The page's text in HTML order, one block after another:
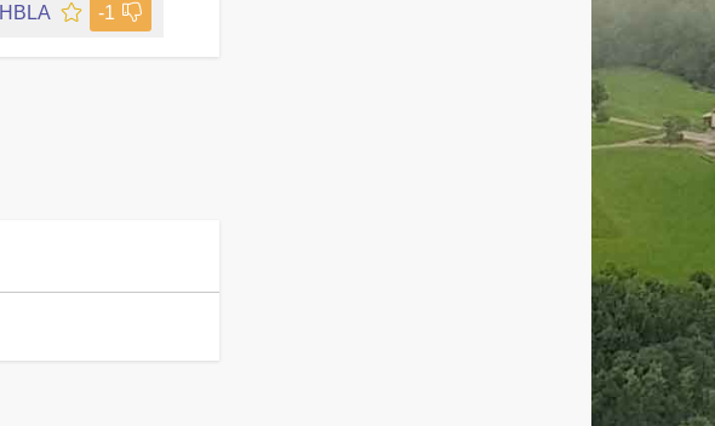
HBLA -1